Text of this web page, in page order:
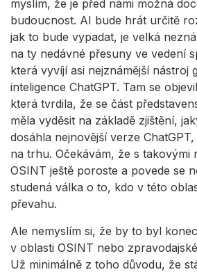
myslím, že je před námi možná
budoucnost. AI bude hrát určitě
jak to bude vypadat, je velká
na ty nedávné přesuny ve vedení
která vyvíjí asi nejznámější nástroj
inteligence ChatGPT. Tam se
která tvrdila, že se část
měla vyděsit na základě zjištění,
dosáhla nejnovější verze
na trhu. Očekávám, že s takovými
OSINT ještě poroste a povede se
studená válka o to, kdo v této
převahu.
Ale nemyslím si, že by to byl
v oblasti OSINT nebo
Už minimálně z toho důvodu, že